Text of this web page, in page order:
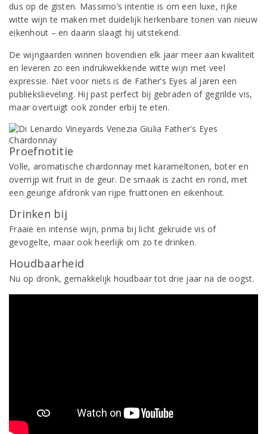
dus op de gisten. Massimo’s intentie is om een luxe, rijke
witte wijn te maken met duidelijk herkenbare tonen van nieuw
eikenhout – en daarin slaagt hij uitstekend.
De wijngaarden winnen bovendien elk jaar meer aan kwaliteit
en leveren zo een indrukwekkende witte wijn met veel
expressie. Niet voor niets is de Father’s Eyes al jaren een
publiekslieveling. Hij past perfect bij gebraden of gegrilde vis,
maar overtuigt ook zonder erbij te eten.
Proefnotitie
Volle, aromatische chardonnay met karameltonen, boter en
overrijp wit fruit in de geur. De smaak is zacht en rond, met
een geurige afdronk van rijpe fruittonen en eikenhout.
Drinken bij
Fraaie en intense wijn, prima bij licht gekruide vis of
gevogelte, maar ook heerlijk om zo te drinken.
Houdbaarheid
Nu op dronk, gemakkelijk houdbaar tot drie jaar na de oogst.